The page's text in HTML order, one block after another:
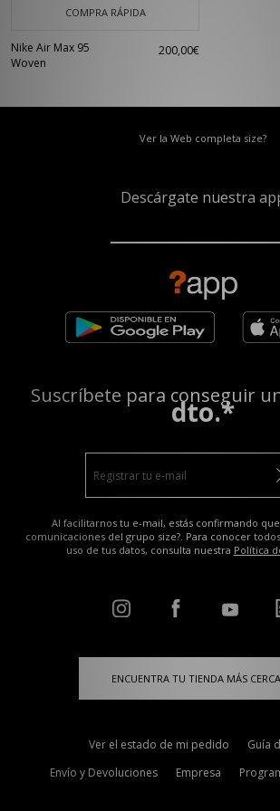
COMPRA RÁPIDA
Nike Air Max 95
Woven
200,00€
Ver la Web completa size?
Descárgate nuestra
Suscríbete para conseguir
dto.*
Al facilitarnos tu e-mail, estás confirmando
comunicaciones del grupo size?. Para conocer
uso de tus datos, consulta nuestra Política
ENCUENTRA TU TIENDA MÁS
Ver el estado de mi pedido
Guía
Envío y Devoluciones
Empresa